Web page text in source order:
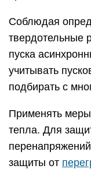
моторами
Как вы знаете,
светодиода
напрямую,
вообще любой
устройство,
логические
могут управлять